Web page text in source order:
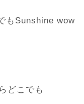
もSunshine wow
どこでも